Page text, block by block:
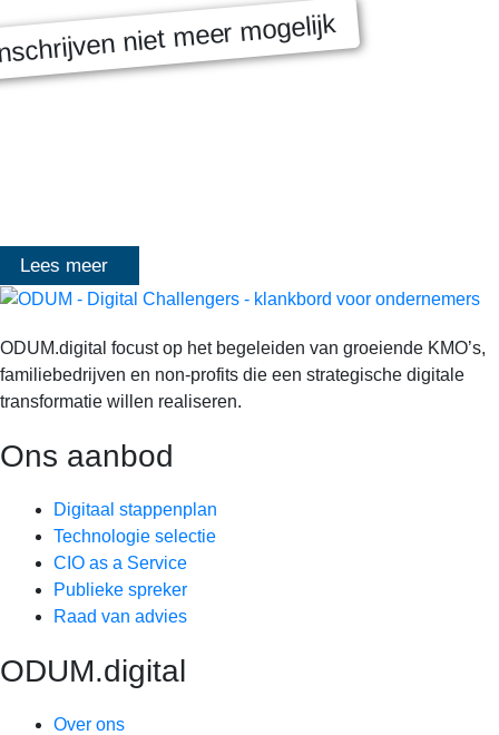
niet meer mogelijk
MASTERCLASS 2025
Lees meer
ODUM.digital focust op het begeleiden van groeiende KMO’s,
familiebedrijven en non-profits die een strategische digitale
transformatie willen realiseren.
Ons aanbod
Digitaal stappenplan
Technologie selectie
CIO as a Service
Publieke spreker
Raad van advies
ODUM.digital
Over ons